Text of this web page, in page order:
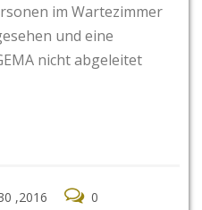
im Wartezimmer
und eine
nicht abgeleitet
,2016 0